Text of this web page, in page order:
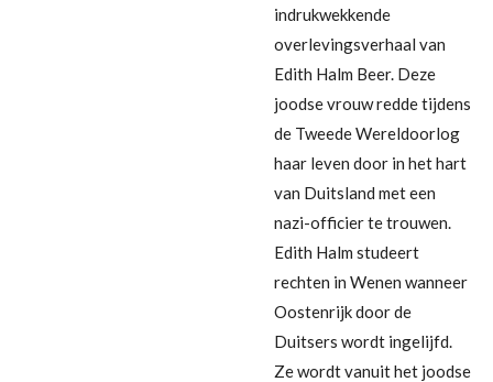
indrukwekkende
overlevingsverhaal van
Edith Halm Beer. Deze
joodse vrouw redde tijdens
de Tweede Wereldoorlog
haar leven door in het hart
van Duitsland met een
nazi-officier te trouwen.
Edith Halm studeert
rechten in Wenen wanneer
Oostenrijk door de
Duitsers wordt ingelijfd.
Ze wordt vanuit het joodse